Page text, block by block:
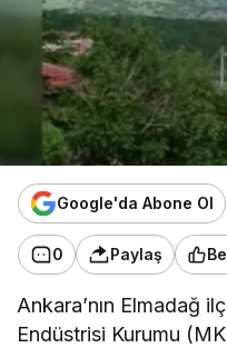
Google'da Abone Ol
0 Paylaş
Ankara’nın Elmadağ
Endüstrisi Kurumu